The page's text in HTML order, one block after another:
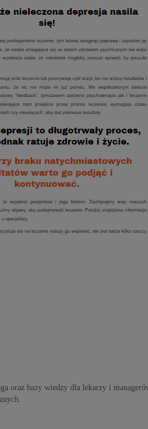
oraz bazy wiedzy dla lekarzy i